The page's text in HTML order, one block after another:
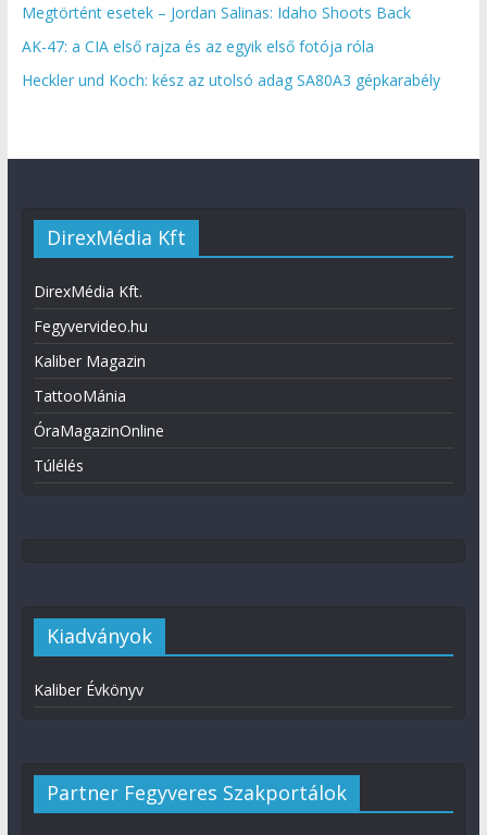
Megtörtént esetek – Jordan Salinas: Idaho Shoots Back
AK-47: a CIA első rajza és az egyik első fotója róla
Heckler und Koch: kész az utolsó adag SA80A3 gépkarabély
DirexMédia Kft
DirexMédia Kft.
Fegyvervideo.hu
Kaliber Magazin
TattooMánia
ÓraMagazinOnline
Túlélés
Kiadványok
Kaliber Évkönyv
Partner Fegyveres Szakportálok